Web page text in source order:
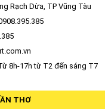
Rạch Dừa, TP Vũng Tàu
8h-17h từ T2 đến sáng T7
THƠ